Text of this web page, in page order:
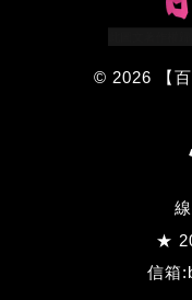
© 2026 【
★
信箱